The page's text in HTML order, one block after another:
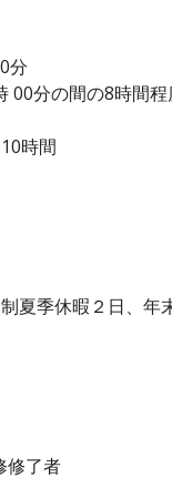
分
00分の間の8時間程
時間
夏季休暇２日、年
修了者